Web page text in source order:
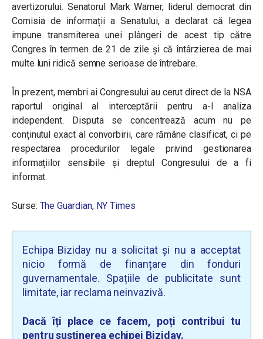
avertizorului. Senatorul Mark Warner, liderul democrat din
Comisia de informații a Senatului, a declarat că legea
impune transmiterea unei plângeri de acest tip către
Congres în termen de 21 de zile și că întârzierea de mai
multe luni ridică semne serioase de întrebare.
În prezent, membri ai Congresului au cerut direct de la NSA
raportul original al interceptării pentru a-l analiza
independent. Disputa se concentrează acum nu pe
conținutul exact al convorbirii, care rămâne clasificat, ci pe
respectarea procedurilor legale privind gestionarea
informațiilor sensibile și dreptul Congresului de a fi
informat.
Surse: The Guardian, NY Times
Echipa Biziday nu a solicitat și nu a acceptat
nicio formă de finanțare din fonduri
guvernamentale. Spațiile de publicitate sunt
limitate, iar reclama neinvazivă.
Dacă îți place ce facem, poți contribui tu
pentru susținerea echipei Biziday.